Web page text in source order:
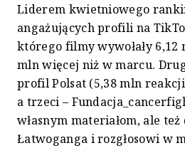
Liderem kwietniowego
angażujących profili na
którego filmy wywołały 6,12
mln więcej niż w marcu.
profil Polsat (5,38 mln
a trzeci –
własnym materiałom, ale
Łatwoganga i rozgłosowi w